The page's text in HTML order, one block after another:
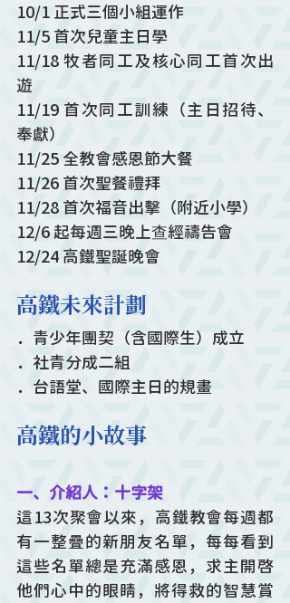
10/1 正式三個小組運作
11/5 首次兒童主日學
11/18 牧者同工及核心同工首次出
遊
11/19 首次同工訓練（主日招待、
奉獻）
11/25 全教會感恩節大餐
11/26 首次聖餐禮拜
11/28 首次福音出擊（附近小學）
12/6 起每週三晚上查經禱告會
12/24 高鐵聖誕晚會
高鐵未來計劃
．青少年團契（含國際生）成立
．社青分成二組
．台語堂、國際主日的規畫
高鐵的小故事
一、介紹人：十字架
這13次聚會以來，高鐵教會每週都
有一整疊的新朋友名單，每每看到
這些名單總是充滿感恩，求主開啓
他們心中的眼睛，將得救的智慧賞